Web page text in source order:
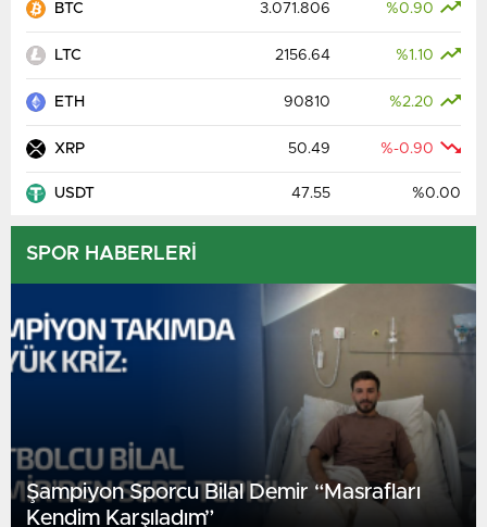
BTC 3.071.806 %0.90
LTC 2156.64 %1.10
ETH 90810 %2.20
XRP 50.49 %-0.90
USDT 47.55 %0.00
SPOR HABERLERİ
Şampiyon Sporcu Bilal Demir “Masrafları
Kendim Karşıladım”